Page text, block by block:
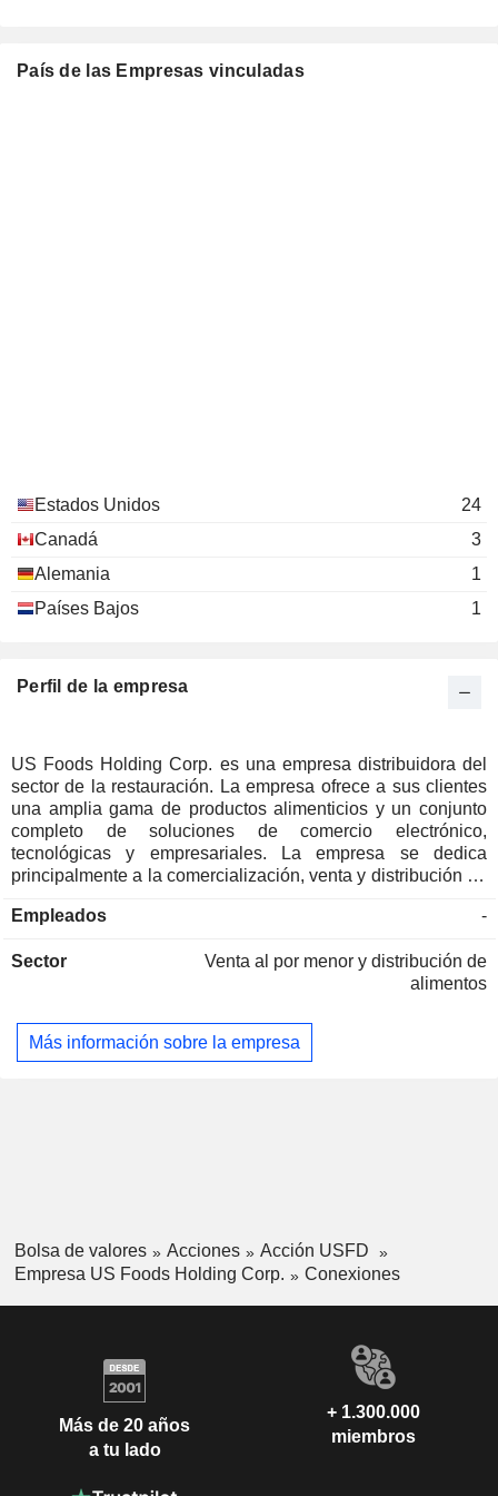
País de las Empresas vinculadas
Estados Unidos
24
Canadá
3
Alemania
1
Países Bajos
1
Perfil de la empresa
US Foods Holding Corp. es una empresa distribuidora del
sector de la restauración. La empresa ofrece a sus clientes
una amplia gama de productos alimenticios y un conjunto
completo de soluciones de comercio electrónico,
tecnológicas y empresariales. La empresa se dedica
principalmente a la comercialización, venta y distribución de
como de productos no alimenticios, a clientes del sector de
incluyen carne y marisco, productos alimenticios secos,
productos alimenticios refrigerados y congelados, productos
bebidas. Presta servicio a clientes que incluyen
restaurantes independientes de una o varias unidades,
Empleados -
Sector
Venta al por menor y distribución de
alimentos
Más información sobre la empresa
Bolsa de valores Acciones
Acción USFD
Empresa US Foods Holding Corp.
Conexiones
Más de 20 años
a tu lado
+ 1.300.000
miembros